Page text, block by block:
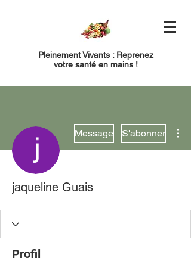
Pleinement Vivants : Reprenez
votre santé en mains !
Message S'abonner
jaqueline Guais
Profil